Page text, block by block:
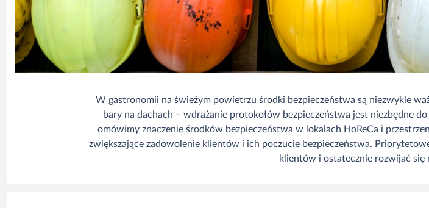
W gastronomii na świeżym powietrzu środki bezpieczeństwa są niezwykle
bary na dachach – wdrażanie protokołów bezpieczeństwa jest niezbędne
omówimy znaczenie środków bezpieczeństwa w lokalach HoReCa i
zwiększające zadowolenie klientów i ich poczucie bezpieczeństwa.
klientów i ostatecznie rozwijać się